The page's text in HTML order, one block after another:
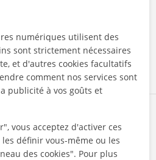
boutons, vous acceptez nos
maintenant
numériques utilisent des
sont strictement nécessaires
et d'autres cookies facultatifs
comment nos services sont
publicité à vos goûts et
vous acceptez d'activer ces
définir vous-même ou les
des cookies". Pour plus